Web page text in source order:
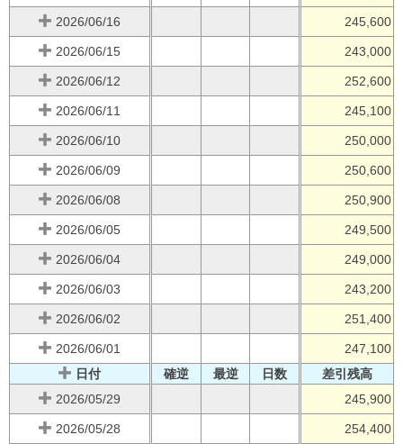
2026/06/16 245,600
2026/06/15 243,000
2026/06/12 252,600
2026/06/11 245,100
2026/06/10 250,000
2026/06/09 250,600
2026/06/08 250,900
2026/06/05 249,500
2026/06/04 249,000
2026/06/03 243,200
2026/06/02 251,400
2026/06/01
247,100
日付
確逆 最逆 日数
差引残高
2026/05/29
245,900
2026/05/28 254,400